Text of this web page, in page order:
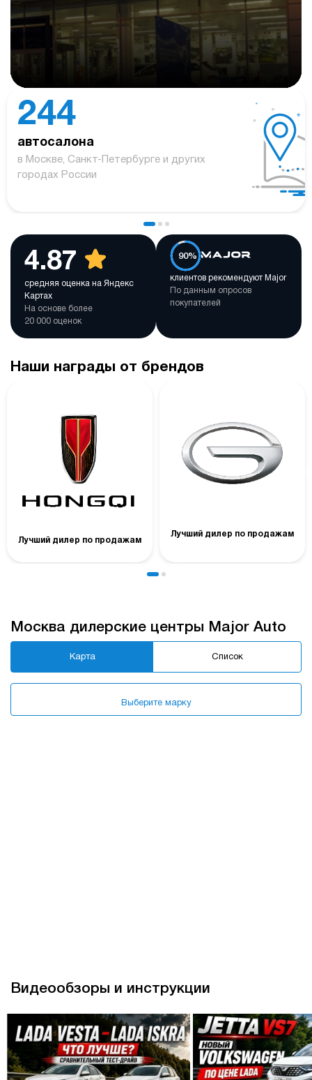
244
автосалона
в Москве, Санкт-Петербурге и других
городах России
4.87
средняя оценка на Яндекс
Картах
На основе более
20 000 оценок
90%
клиентов рекомендуют Major
По данным опросов
покупателей
Наши награды от брендов
Лучший дилер по продажам
Лучший дилер по продажам
Москва дилерские центры Major Auto
Выберите марку
Карта Список
Видеообзоры и инструкции